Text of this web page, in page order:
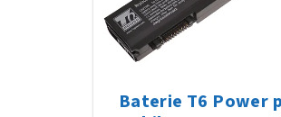
Baterie T6 Power